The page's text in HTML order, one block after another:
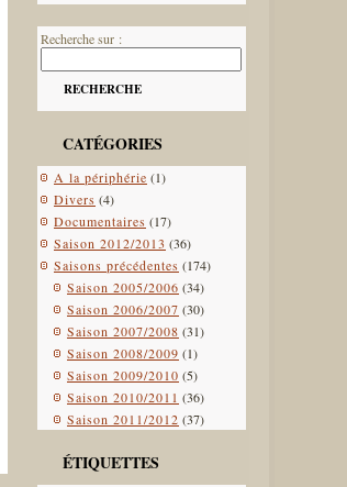
Recherche sur :
RECHERCHE
CATÉGORIES
A la périphérie (1)
Divers (4)
Documentaires (17)
Saison 2012/2013 (36)
Saisons précédentes (174)
Saison 2005/2006 (34)
Saison 2006/2007 (30)
Saison 2007/2008 (31)
Saison 2008/2009 (1)
Saison 2009/2010 (5)
Saison 2010/2011 (36)
Saison 2011/2012 (37)
ÉTIQUETTES